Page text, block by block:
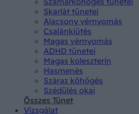
Skarlát tünetei
Alacsony vérnyomás
Csalánkiütés
Magas vérnyomás
ADHD tünetei
Magas koleszterin
Hasmenés
Száraz köhögés
Szédülés okai
Összes Tünet
Vizsgálat